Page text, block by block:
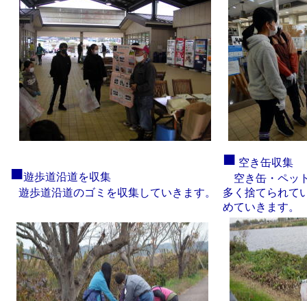
■遊歩道沿道を収集
遊歩道沿道のゴミを収集していきます。
■ 空き缶収集
空き缶・ペッ
多く捨てられて
めていきます。